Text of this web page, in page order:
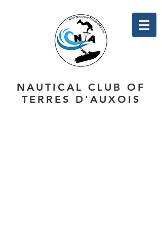
NAUTICAL CLUB OF
TERRES D'AUXOIS